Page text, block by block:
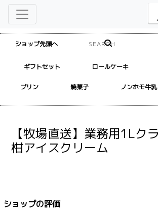
ショップ先頭へ
ギフトセット ロールケーキ
プリン 焼菓子 ノンホモ牛乳
【牧場直送】業務用1Lク
柑アイスクリーム
ショップの評価